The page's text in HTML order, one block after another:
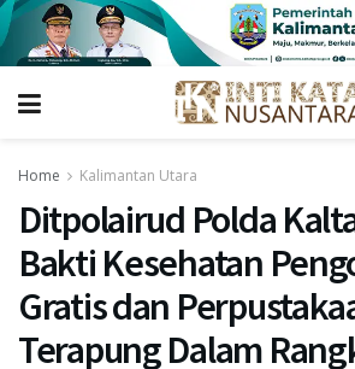
Home Kalimantan Utara
Ditpolairud Polda
Bakti Kesehatan
Gratis dan
Terapung Dalam